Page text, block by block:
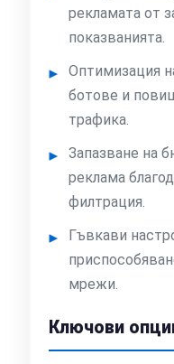
рекламата от
показванията.
Оптимизация
ботове и
трафика.
Запазване на
реклама
филтрация.
Гъвкави
мрежи.
Ключови